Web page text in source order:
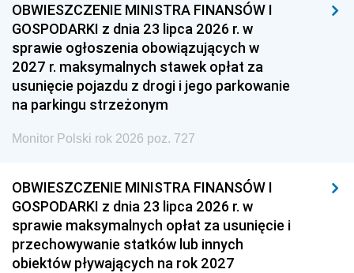
OBWIESZCZENIE MINISTRA FINANSÓW I
GOSPODARKI z dnia 23 lipca 2026 r. w
sprawie ogłoszenia obowiązujących w
2027 r. maksymalnych stawek opłat za
usunięcie pojazdu z drogi i jego parkowanie
na parkingu strzeżonym
Monitor Polski rok 2026 poz. 727
OBWIESZCZENIE MINISTRA FINANSÓW I
GOSPODARKI z dnia 23 lipca 2026 r. w
sprawie maksymalnych opłat za usunięcie i
przechowywanie statków lub innych
obiektów pływających na rok 2027